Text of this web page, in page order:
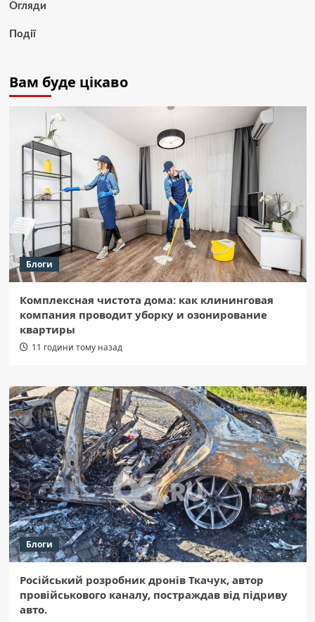
Огляди
Події
Вам буде цікаво
Блоги
Комплексная чистота дома: как клининговая
компания проводит уборку и озонирование
квартиры
11 години тому назад
Блоги
Російський розробник дронів Ткачук, автор
провійськового каналу, постраждав від підриву
авто.